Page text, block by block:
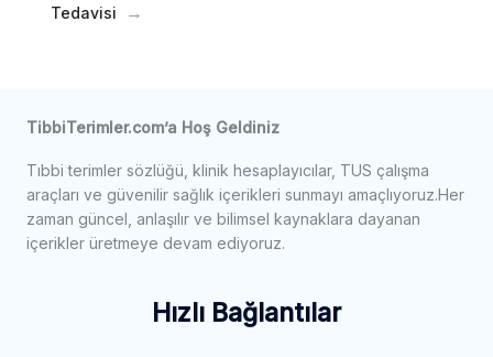
Tedavisi
TibbiTerimler.com’a Hoş Geldiniz
Tıbbi terimler sözlüğü, klinik hesaplayıcılar, TUS çalışma
araçları ve güvenilir sağlık içerikleri sunmayı amaçlıyoruz.Her
zaman güncel, anlaşılır ve bilimsel kaynaklara dayanan
içerikler üretmeye devam ediyoruz.
Hızlı Bağlantılar